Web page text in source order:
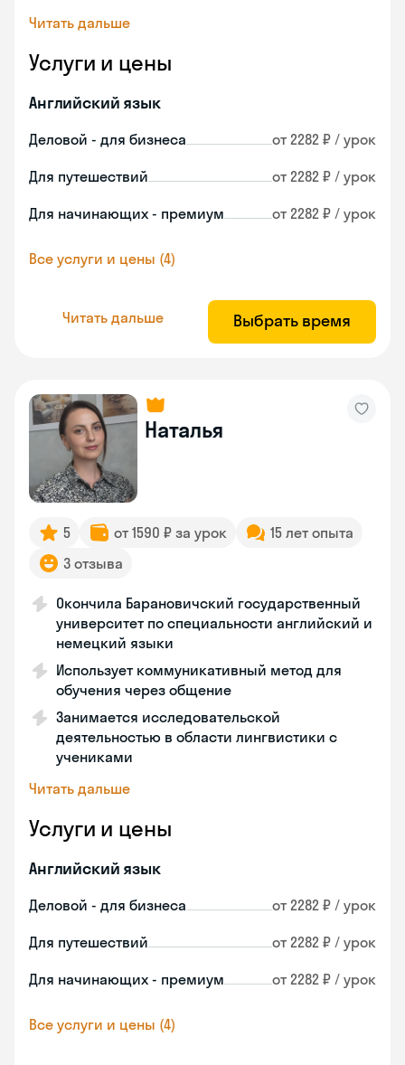
Читать дальше
Услуги и цены
Английский язык
Деловой - для бизнеса от 2282 ₽ / урок
Для путешествий от 2282 ₽ / урок
Для начинающих - премиум от 2282 ₽ / урок
Все услуги и цены (4)
Читать дальше Выбрать время
Наталья
5 от 1590 ₽ за урок
15 лет опыта
3 отзыва
Окончила Барановичский государственный
университет по специальности английский и
немецкий языки
Использует коммуникативный метод для
обучения через общение
Занимается исследовательской
деятельностью в области лингвистики с
учениками
Читать дальше
Услуги и цены
Английский язык
Деловой - для бизнеса от 2282 ₽ / урок
Для путешествий от 2282 ₽ / урок
Для начинающих - премиум от 2282 ₽ / урок
Все услуги и цены (4)